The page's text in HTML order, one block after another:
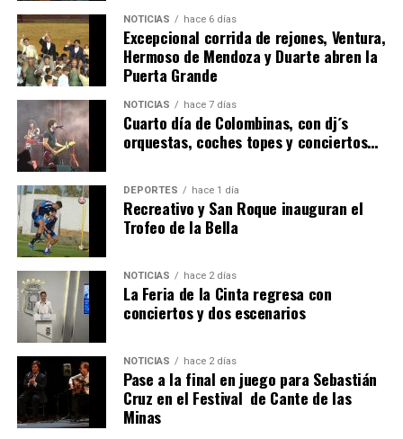
6º DÍA DE LAS FIESTAS COLOMBINAS 2026
hace 5 días Huelvatv
QUINTA CORRIDA DE LAS FIESTAS COLOMBINAS
2026
hace 6 días· Huelvatv
NOTICIAS hace 6 días
Excepcional corrida de rejones, Ventura,
Hermoso de Mendoza y Duarte abren la
Puerta Grande
NOTICIAS hace 7 días
Cuarto día de Colombinas, con dj´s
orquestas, coches topes y conciertos…
DEPORTES hace 1 día
Recreativo y San Roque inauguran el
Trofeo de la Bella
NOTICIAS hace 2 días
La Feria de la Cinta regresa con
conciertos y dos escenarios
NOTICIAS hace 2 días
Pase a la final en juego para Sebastián
Cruz en el Festival de Cante de las
Minas